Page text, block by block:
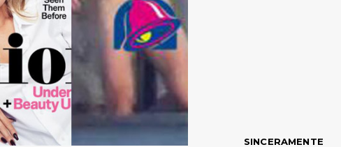
SINCERAMENTE